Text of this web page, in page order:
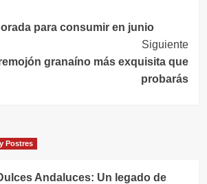
para consumir en junio
Siguiente
granaíno más exquisita que
probarás
Postres
Andaluces: Un legado de